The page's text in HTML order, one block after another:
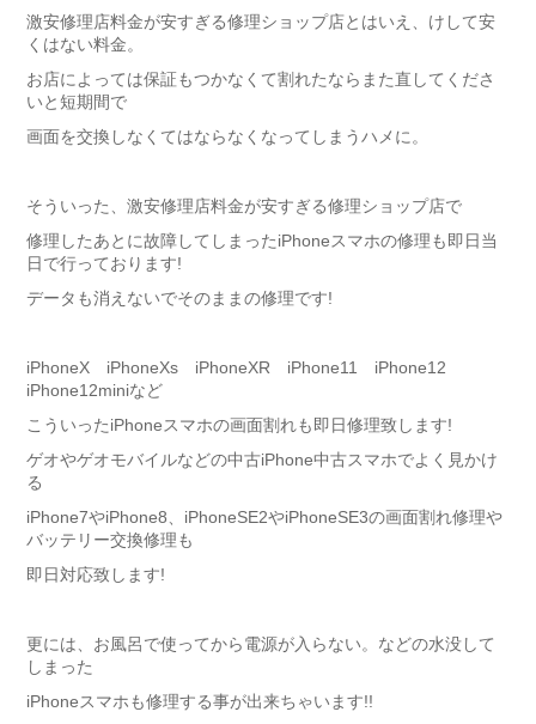
激安修理店料金が安すぎる修理ショップ店とはいえ、けして安
くはない料金。
お店によっては保証もつかなくて割れたならまた直してくださ
いと短期間で
画面を交換しなくてはならなくなってしまうハメに。
そういった、激安修理店料金が安すぎる修理ショップ店で
修理したあとに故障してしまったiPhoneスマホの修理も即日当
日で行っております!
データも消えないでそのままの修理です!
iPhoneX iPhoneXs iPhoneXR iPhone11 iPhone12
iPhone12miniなど
こういったiPhoneスマホの画面割れも即日修理致します!
ゲオやゲオモバイルなどの中古iPhone中古スマホでよく見かけ
る
iPhone7やiPhone8、iPhoneSE2やiPhoneSE3の画面割れ修理や
バッテリー交換修理も
即日対応致します!
更には、お風呂で使ってから電源が入らない。などの水没して
しまった
iPhoneスマホも修理する事が出来ちゃいます!!